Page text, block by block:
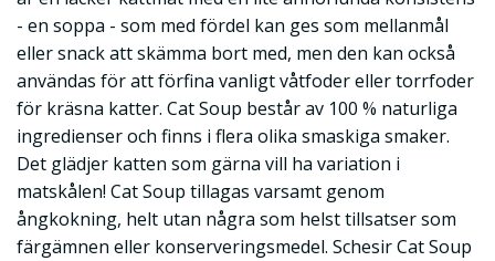
- en soppa - som med fördel kan ges som mellanmål
eller snack att skämma bort med, men den kan också
användas för att förfina vanligt våtfoder eller torrfoder
för kräsna katter. Cat Soup består av 100 % naturliga
ingredienser och finns i flera olika smaskiga smaker.
Det glädjer katten som gärna vill ha variation i
matskålen! Cat Soup tillagas varsamt genom
ångkokning, helt utan några som helst tillsatser som
färgämnen eller konserveringsmedel. Schesir Cat Soup